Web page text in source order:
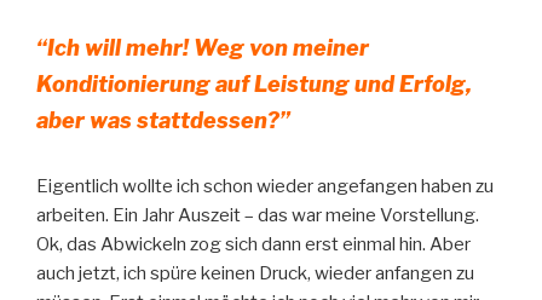
“Ich will mehr! Weg von meiner
Konditionierung auf Leistung und Erfolg,
aber was stattdessen?”
Eigentlich wollte ich schon wieder angefangen haben zu
arbeiten. Ein Jahr Auszeit – das war meine Vorstellung.
Ok, das Abwickeln zog sich dann erst einmal hin. Aber
auch jetzt, ich spüre keinen Druck, wieder anfangen zu